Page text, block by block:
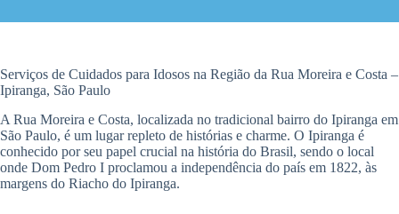
Serviços de Cuidados para Idosos na Região da Rua Moreira e Costa –
Ipiranga, São Paulo
A Rua Moreira e Costa, localizada no tradicional bairro do Ipiranga em
São Paulo, é um lugar repleto de histórias e charme. O Ipiranga é
conhecido por seu papel crucial na história do Brasil, sendo o local
onde Dom Pedro I proclamou a independência do país em 1822, às
margens do Riacho do Ipiranga.